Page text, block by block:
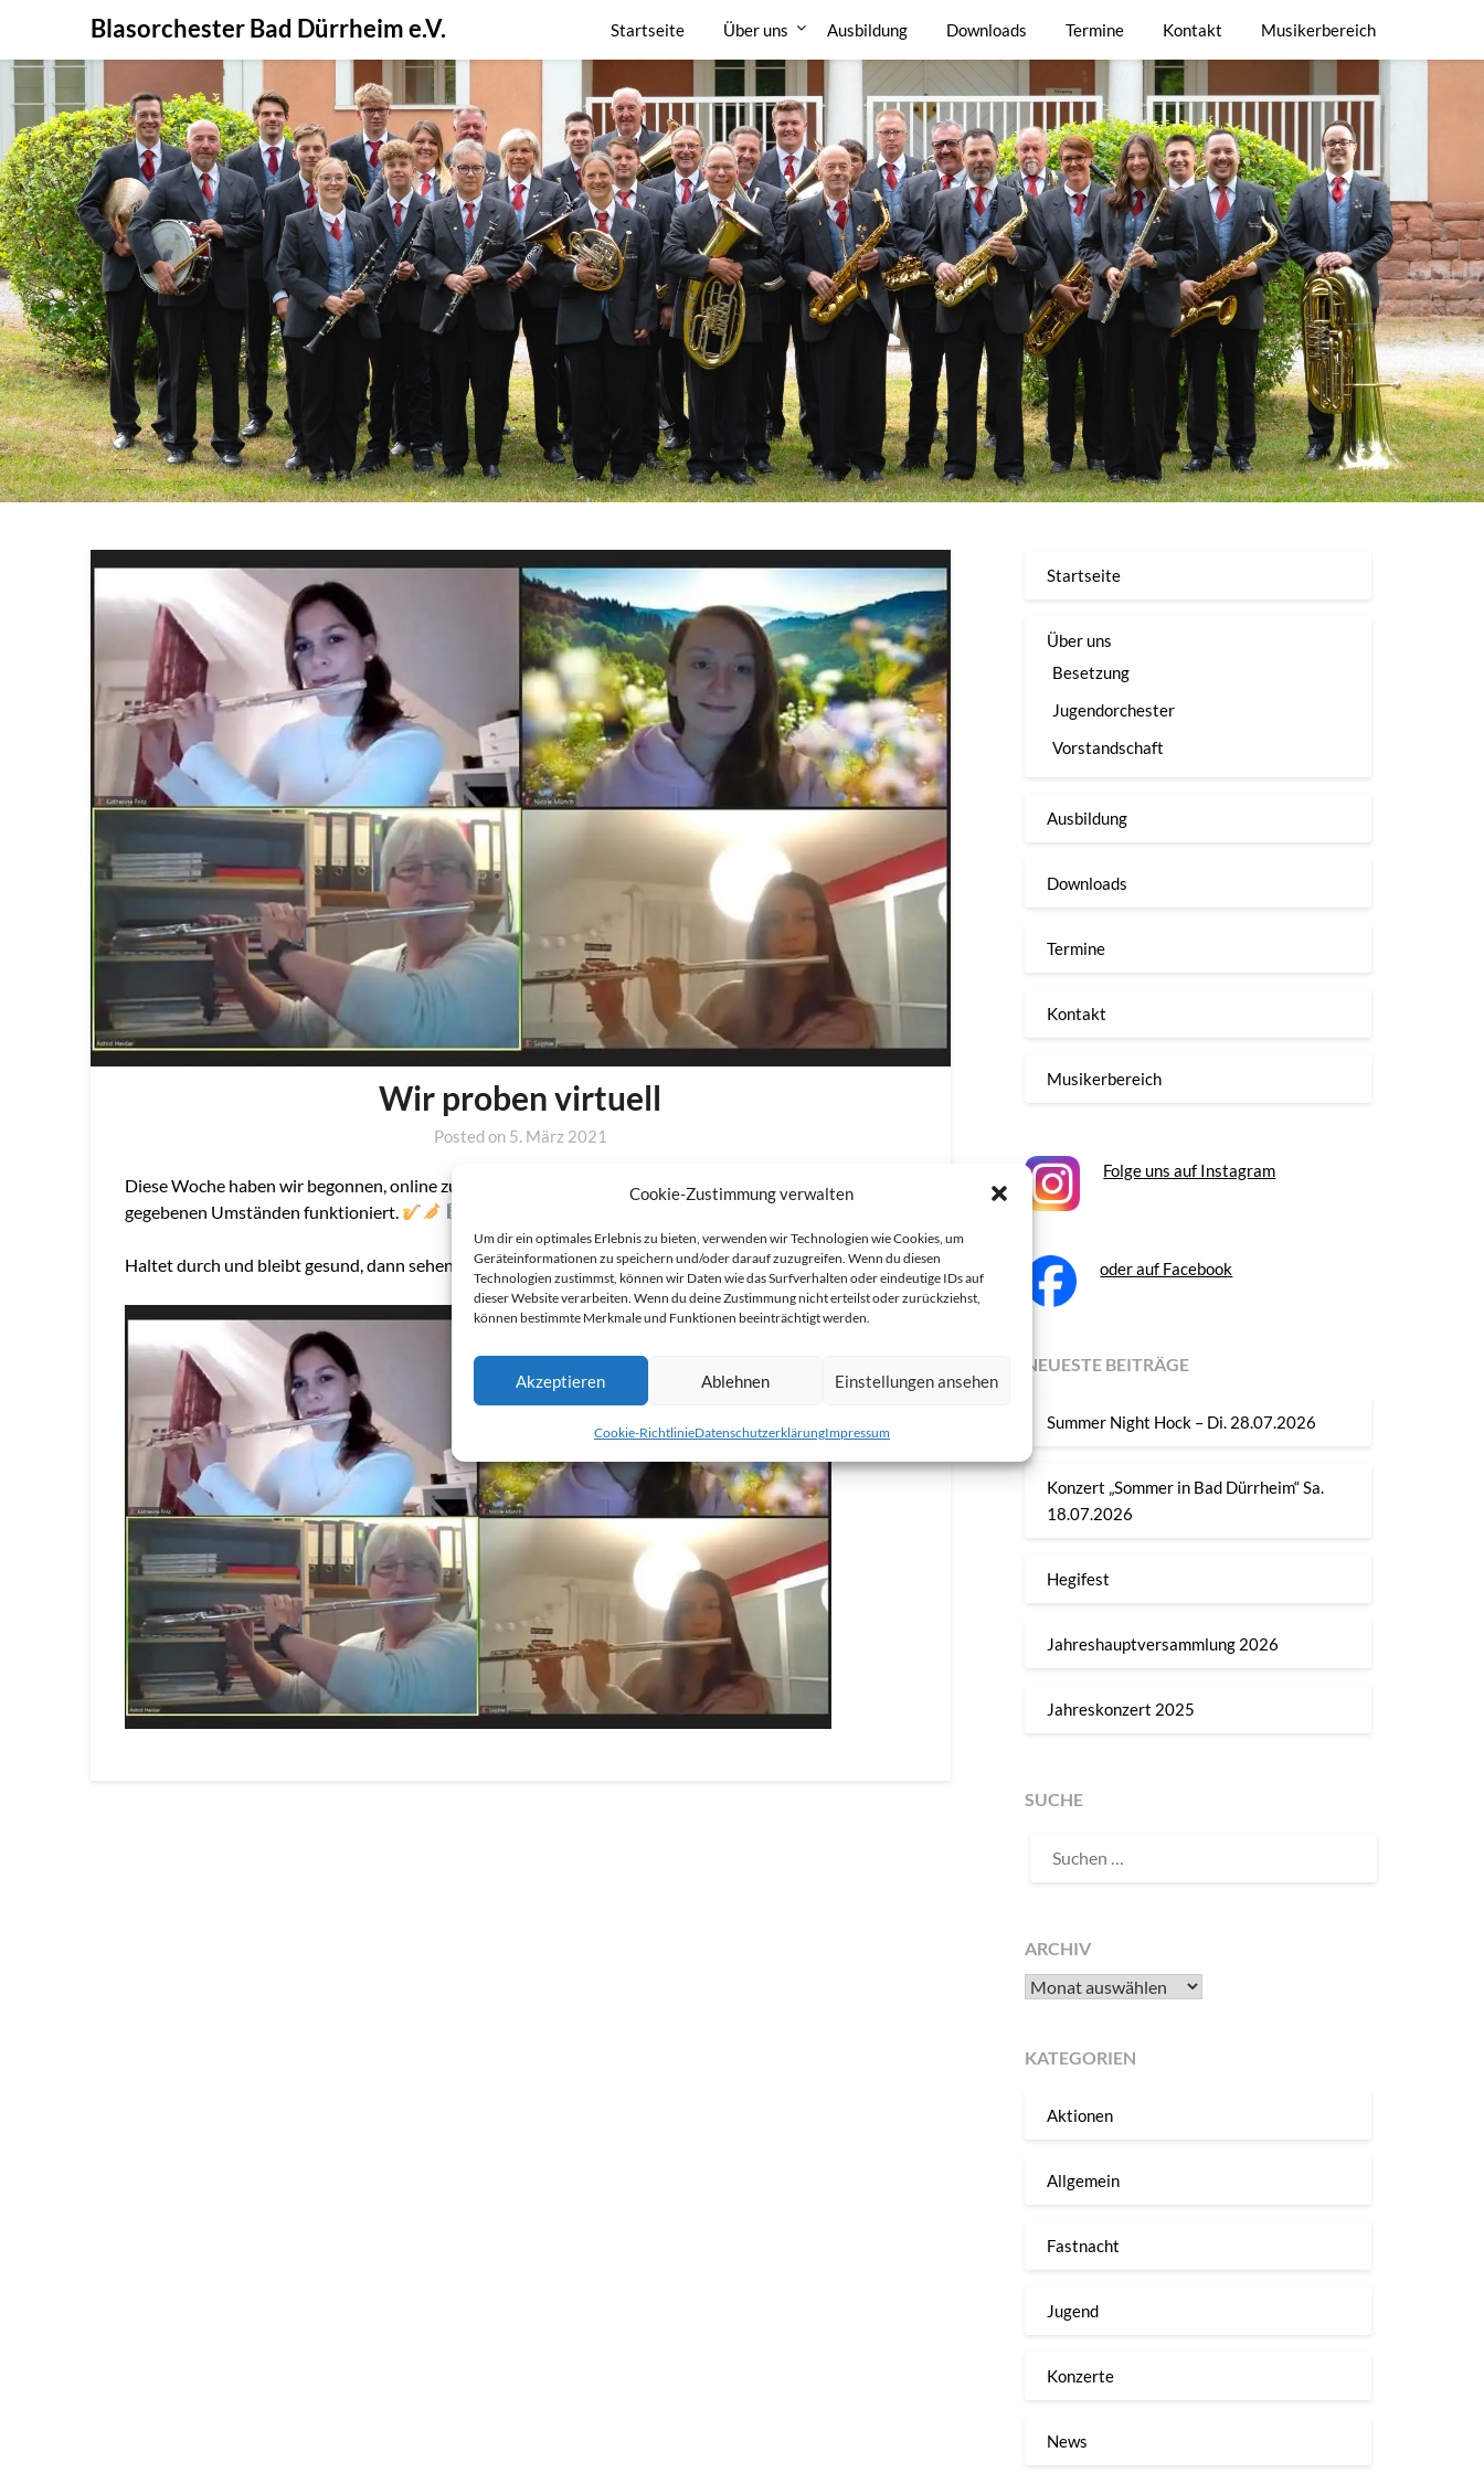
Cookie-Zustimmung verwalten
Um dir ein optimales Erlebnis zu bieten, verwenden wir Technologien wie Cookies, um
Geräteinformationen zu speichern und/oder darauf zuzugreifen. Wenn du diesen
Technologien zustimmst, können wir Daten wie das Surfverhalten oder eindeutige IDs auf
dieser Website verarbeiten. Wenn du deine Zustimmung nicht erteilst oder zurückziehst,
können bestimmte Merkmale und Funktionen beeinträchtigt werden.
Akzeptieren Ablehnen Einstellungen ansehen
Cookie-RichtlinieDatenschutzerklärungImpressum
content
Blasorchester Bad Dürrheim e.V. Startseite Über uns Ausbildung Downloads Termine Kontakt Musikerbereich
Wir proben virtuell
Posted on 5. März 2021
Admin
Diese Woche haben wir begonnen, online zu proben und finden es klasse, wie gut das unter den
gegebenen Umständen funktioniert.
Haltet durch und bleibt gesund, dann sehen wir uns hoffentlich bald wieder live.
Startseite
Über uns
Besetzung
Jugendorchester
Vorstandschaft
Ausbildung
Downloads
Termine
Kontakt
Musikerbereich
Folge uns auf Instagram
oder auf Facebook
NEUESTE BEITRÄGE
Summer Night Hock – Di. 28.07.2026
Konzert „Sommer in Bad Dürrheim“ Sa.
18.07.2026
Hegifest
Jahreshauptversammlung 2026
Jahreskonzert 2025
SUCHE
NACH:
ARCHIV
Archiv
KATEGORIEN
Aktionen
Allgemein
Fastnacht
Jugend
Konzerte
News